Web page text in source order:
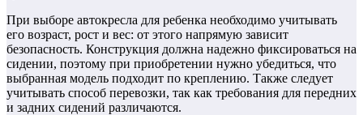
При выборе автокресла для ребенка необходимо учитывать
его возраст, рост и вес: от этого напрямую зависит
безопасность. Конструкция должна надежно фиксироваться на
сидении, поэтому при приобретении нужно убедиться, что
выбранная модель подходит по креплению. Также следует
учитывать способ перевозки, так как требования для передних
и задних сидений различаются.